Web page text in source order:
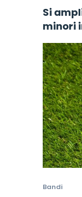
Si
minori
Bandi